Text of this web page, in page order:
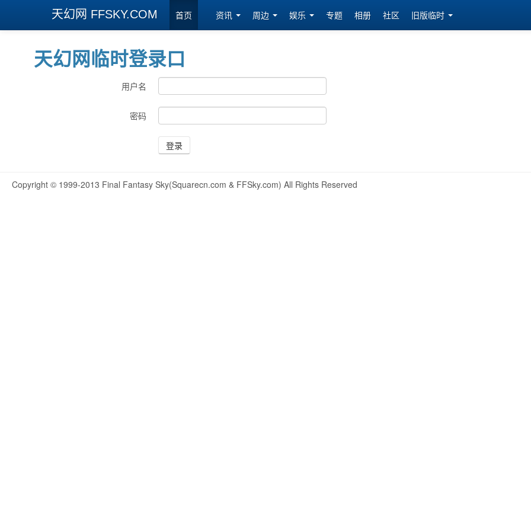
天幻网 FFSKY.COM 首页 资讯 周边 娱乐 专题 相册 社区 旧版临时
天幻网临时登录口
用户名
密码
登录
Copyright © 1999-2013 Final Fantasy Sky(Squarecn.com & FFSky.com) All Rights Reserved